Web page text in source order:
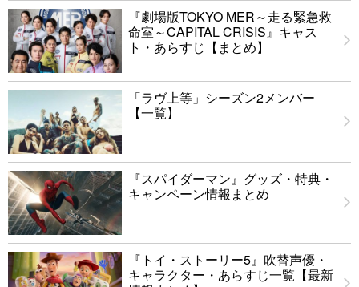
『劇場版TOKYO MER～走る緊急救
命室～CAPITAL CRISIS』キャス
ト・あらすじ【まとめ】
「ラヴ上等」シーズン2メンバー
【一覧】
『スパイダーマン』グッズ・特典・
キャンペーン情報まとめ
『トイ・ストーリー5』吹替声優・
キャラクター・あらすじ一覧【最新